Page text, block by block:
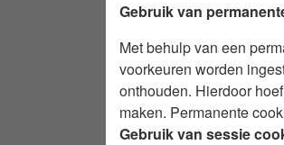
Gebruik van
Met behulp van een
voorkeuren worden
onthouden. Hierdoor
maken. Permanente
Gebruik van sessie